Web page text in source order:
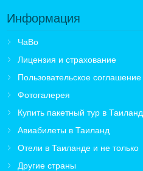
Информация
ЧаВо
Лицензия и страхование
Пользовательское соглашение
Фотогалерея
Купить пакетный тур в Таиланд
Авиабилеты в Таиланд
Отели в Таиланде и не только
Другие страны